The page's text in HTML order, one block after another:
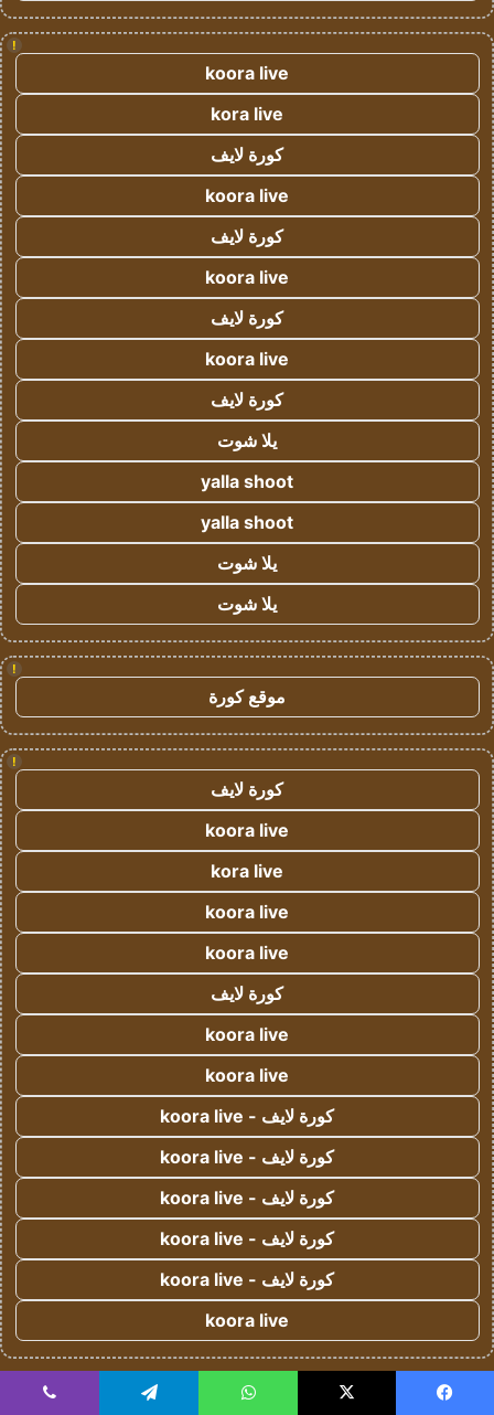
!
koora live
kora live
كورة لايف
koora live
كورة لايف
koora live
كورة لايف
koora live
كورة لايف
يلا شوت
yalla shoot
yalla shoot
يلا شوت
يلا شوت
!
موقع كورة
!
كورة لايف
koora live
kora live
koora live
koora live
كورة لايف
koora live
koora live
كورة لايف - koora live
كورة لايف - koora live
كورة لايف - koora live
كورة لايف - koora live
كورة لايف - koora live
koora live